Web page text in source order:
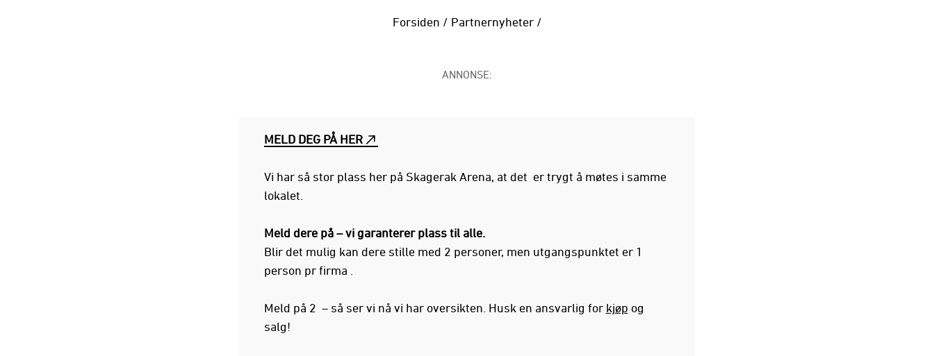
Forsiden / Partnernyheter /
ANNONSE:
MELD DEG PÅ HER
Vi har så stor plass her på Skagerak Arena, at det er trygt å møtes i samme
lokalet.
Meld dere på – vi garanterer plass til alle.
Blir det mulig kan dere stille med 2 personer, men utgangspunktet er 1
person pr firma .
Meld på 2 – så ser vi nå vi har oversikten. Husk en ansvarlig for kjøp og
salg!